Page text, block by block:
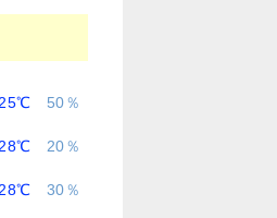
50％
20％
30％